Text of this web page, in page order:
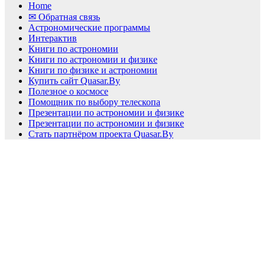
Home
✉ Обратная связь
Астрономические программы
Интерактив
Книги по астрономии
Книги по астрономии и физике
Книги по физике и астрономии
Купить сайт Quasar.By
Полезное о космосе
Помощник по выбору телескопа
Презентации по астрономии и физике
Презентации по астрономии и физике
Стать партнёром проекта Quasar.By